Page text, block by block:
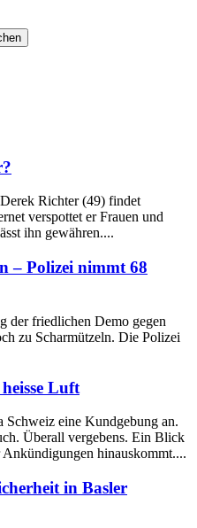
Richter (49) findet
verspottet er Frauen und
ihn gewähren....
– Polizei nimmt 68
der friedlichen Demo gegen
zu Scharmützeln. Die Polizei
Luft
Schweiz eine Kundgebung an.
Überall vergebens. Ein Blick
hinauskommt....
in Basler